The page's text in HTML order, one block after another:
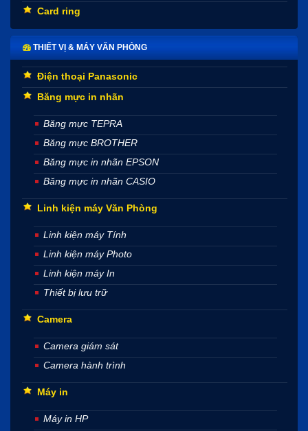
Card ring
THIẾT VỊ & MÁY VĂN PHÒNG
Điện thoại Panasonic
Băng mực in nhãn
Băng mực TEPRA
Băng mực BROTHER
Băng mực in nhãn EPSON
Băng mực in nhãn CASIO
Linh kiện máy Văn Phòng
Linh kiện máy Tính
Linh kiện máy Photo
Linh kiện máy In
Thiết bị lưu trữ
Camera
Camera giám sát
Camera hành trình
Máy in
Máy in HP